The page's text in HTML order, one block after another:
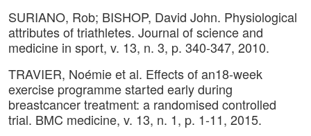
SURIANO, Rob; BISHOP, David John. Physiological
attributes of triathletes. Journal of science and
medicine in sport, v. 13, n. 3, p. 340-347, 2010.
TRAVIER, Noémie et al. Effects of an18-week
exercise programme started early during
breastcancer treatment: a randomised controlled
trial. BMC medicine, v. 13, n. 1, p. 1-11, 2015.